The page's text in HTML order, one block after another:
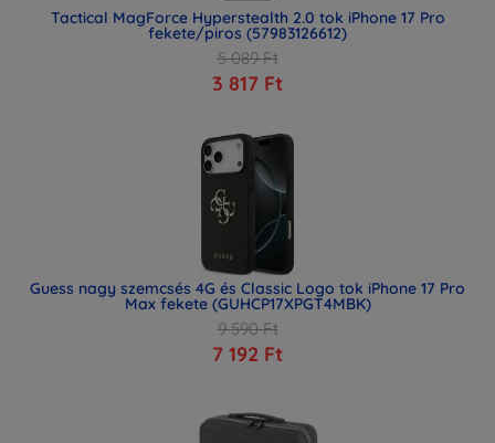
Tactical MagForce Hyperstealth 2.0 tok iPhone 17 Pro
fekete/piros (57983126612)
5 089 Ft
3 817 Ft
Guess nagy szemcsés 4G és Classic Logo tok iPhone 17 Pro
Max fekete (GUHCP17XPGT4MBK)
9 590 Ft
7 192 Ft